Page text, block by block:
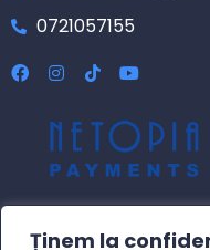
Ținem la
0721057155